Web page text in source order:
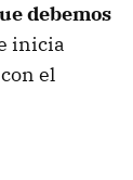
debemos
inicia
el